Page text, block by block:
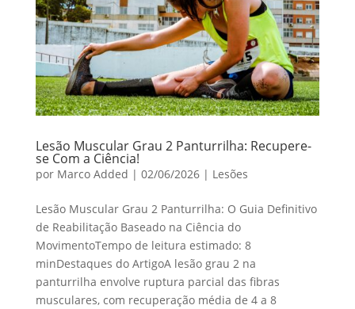
Lesão Muscular Grau 2 Panturrilha: Recupere-
se Com a Ciência!
por Marco Added | 02/06/2026| Lesões
Lesão Muscular Grau 2 Panturrilha: O Guia Definitivo
de Reabilitação Baseado na Ciência do
MovimentoTempo de leitura estimado: 8
minDestaques do ArtigoA lesão grau 2 na
panturrilha envolve ruptura parcial das fibras
musculares, com recuperação média de 4 a 8